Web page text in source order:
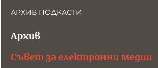
АРХИВ ПОДКАСТИ
Архив
Съвет за електронни медии